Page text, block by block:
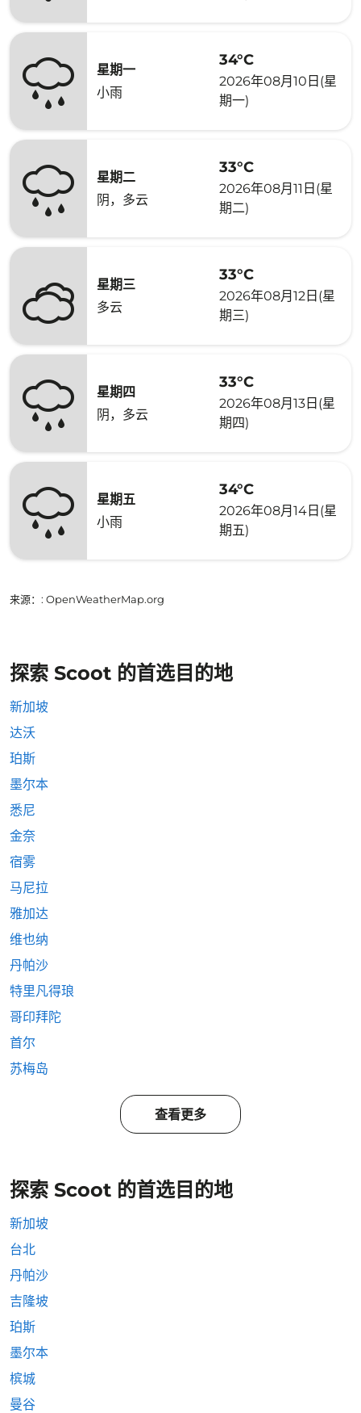
星期一
小雨
34°C
2026年08月10日(星
期一)
星期二
阴，多云
33°C
2026年08月11日(星
期二)
星期三
多云
33°C
2026年08月12日(星
期三)
星期四
阴，多云
33°C
2026年08月13日(星
期四)
星期五
小雨
34°C
2026年08月14日(星
期五)
来源： : OpenWeatherMap.org
探索 Scoot 的首选目的地
新加坡
达沃
珀斯
墨尔本
悉尼
金奈
宿雾
马尼拉
雅加达
维也纳
丹帕沙
特里凡得琅
哥印拜陀
首尔
苏梅岛
查看更多
探索 Scoot 的首选目的地
新加坡
台北
丹帕沙
吉隆坡
珀斯
墨尔本
槟城
曼谷